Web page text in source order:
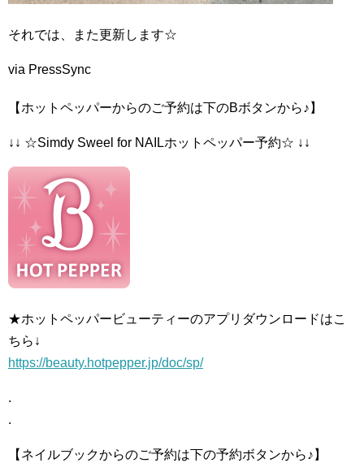
それでは、また更新します☆
via PressSync
【ホットペッパーからのご予約は下のBボタンから♪】
↓↓ ☆Simdy Sweel for NAILホットペッパー予約☆ ↓↓
★ホットペッパービューティーのアプリダウンロードはこ
ちら↓
https://beauty.hotpepper.jp/doc/sp/
.
.
【ネイルブックからのご予約は下の予約ボタンから♪】